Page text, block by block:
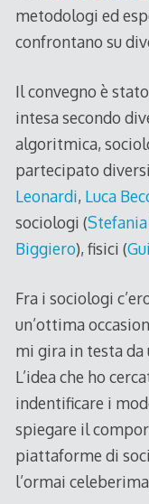
metodologi ed
confrontano su
Il convegno è
intesa secondo
algoritmica,
partecipato
Leonardi, Luca
sociologi (
Biggiero), fisici (
Fra i sociologi
un’ottima
mi gira in testa da
L’idea che ho
indentificare i
spiegare il
piattaforme di
l’ormai